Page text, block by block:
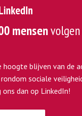
mensen
hoogte blijven van de
sociale
dan op LinkedIn!